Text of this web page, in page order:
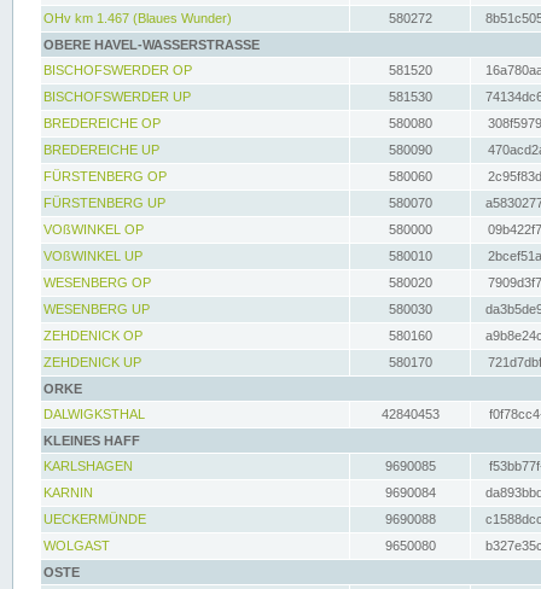
OHv km 1.467 (Blaues Wunder)
580272
OBERE HAVEL-WASSERSTRASSE
BISCHOFSWERDER OP
581520
BISCHOFSWERDER UP
581530
BREDEREICHE OP
580080
BREDEREICHE UP
580090
FÜRSTENBERG OP
580060
FÜRSTENBERG UP
580070
VOßWINKEL OP
580000
VOßWINKEL UP
580010
WESENBERG OP
580020
WESENBERG UP
580030
ZEHDENICK OP
580160
ZEHDENICK UP
580170
ORKE
DALWIGKSTHAL
42840453
KLEINES HAFF
KARLSHAGEN
9690085
KARNIN
9690084
UECKERMÜNDE
9690088
WOLGAST
9650080
OSTE